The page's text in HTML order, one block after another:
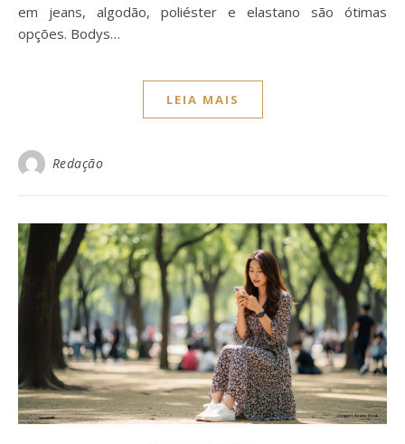
em jeans, algodão, poliéster e elastano são ótimas
opções. Bodys…
LEIA MAIS
Redação